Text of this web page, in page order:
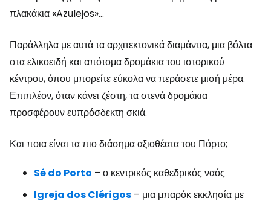
πλακάκια «Azulejos»…
Παράλληλα με αυτά τα αρχιτεκτονικά διαμάντια, μια βόλτα
στα ελικοειδή και απότομα δρομάκια του ιστορικού
κέντρου, όπου μπορείτε εύκολα να περάσετε μισή μέρα.
Επιπλέον, όταν κάνει ζέστη, τα στενά δρομάκια
προσφέρουν ευπρόσδεκτη σκιά.
Και ποια είναι τα πιο διάσημα αξιοθέατα του Πόρτο;
Sé do Porto – ο κεντρικός καθεδρικός ναός
Igreja dos Clérigos – μια μπαρόκ εκκλησία με